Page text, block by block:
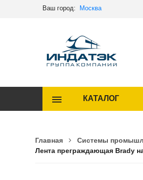
Ваш город: Москва
КАТАЛОГ
Главная Системы
Лента преграждающая Brady